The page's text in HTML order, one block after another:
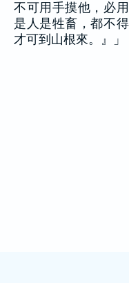
不可用手摸他，必
是人是牲畜，都不
才可到山根來。』」